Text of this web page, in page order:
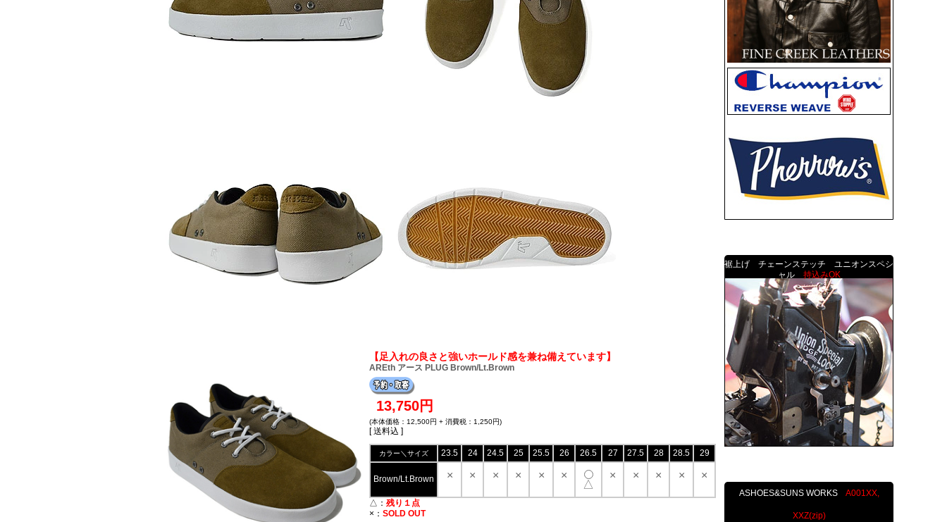
【足入れの良さと強いホールド感を兼ね備えています】
AREth アース PLUG Brown/Lt.Brown
13,750円
(本体価格：12,500円 + 消費税：1,250円)
[ 送料込 ]
カラー＼サイズ 23.5 24 24.5 25 25.5 26 26.5 27 27.5 28 28.5 29
Brown/Lt.Brown × × × × × ×
△
× × × × ×
△： 残り１点
×： SOLD OUT
裾上げ チェーンステッチ ユニオンスペシ
ャル 持込みOK
ASHOES&SUNS WORKS A001XX,
XXZ(zip)